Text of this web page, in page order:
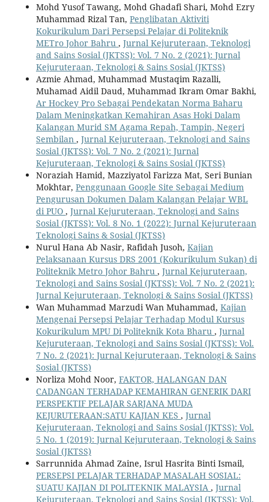
Mohd Yusof Tawang, Mohd Ghadafi Shari, Mohd Ezry
Muhammad Rizal Tan, Penglibatan Aktiviti
Kokurikulum Dari Persepsi Pelajar di Politeknik
METro Johor Bahru , Jurnal Kejuruteraan, Teknologi
and Sains Sosial (JKTSS): Vol. 7 No. 2 (2021): Jurnal
Kejuruteraan, Teknologi & Sains Sosial (JKTSS)
Azmie Ahmad, Muhammad Mustaqim Razalli,
Muhamad Aidil Daud, Muhammad Ikram Omar Bakhi,
Ar Hockey Pro Sebagai Pendekatan Norma Baharu
Dalam Meningkatkan Kemahiran Asas Hoki Dalam
Kalangan Murid SM Agama Repah, Tampin, Negeri
Sembilan , Jurnal Kejuruteraan, Teknologi and Sains
Sosial (JKTSS): Vol. 7 No. 2 (2021): Jurnal
Kejuruteraan, Teknologi & Sains Sosial (JKTSS)
Noraziah Hamid, Mazziyatol Farizza Mat, Seri Bunian
Mokhtar, Penggunaan Google Site Sebagai Medium
Pengurusan Dokumen Dalam Kalangan Pelajar WBL
di PUO , Jurnal Kejuruteraan, Teknologi and Sains
Sosial (JKTSS): Vol. 8 No. 1 (2022): Jurnal Kejuruteraan
Teknologi Sains & Sosial (JKTSS)
Nurul Hana Ab Nasir, Rafidah Jusoh, Kajian
Pelaksanaan Kursus DRS 2001 (Kokurikulum Sukan) di
Politeknik Metro Johor Bahru , Jurnal Kejuruteraan,
Teknologi and Sains Sosial (JKTSS): Vol. 7 No. 2 (2021):
Jurnal Kejuruteraan, Teknologi & Sains Sosial (JKTSS)
Wan Muhammad Marzudi Wan Muhammad, Kajian
Mengenai Persepsi Pelajar Terhadap Modul Kursus
Kokurikulum MPU Di Politeknik Kota Bharu , Jurnal
Kejuruteraan, Teknologi and Sains Sosial (JKTSS): Vol.
7 No. 2 (2021): Jurnal Kejuruteraan, Teknologi & Sains
Sosial (JKTSS)
Norliza Mohd Noor, FAKTOR, HALANGAN DAN
CADANGAN TERHADAP KEMAHIRAN GENERIK DARI
PERSPEKTIF PELAJAR SARJANA MUDA
KEJURUTERAAN:SATU KAJIAN KES , Jurnal
Kejuruteraan, Teknologi and Sains Sosial (JKTSS): Vol.
5 No. 1 (2019): Jurnal Kejuruteraan, Teknologi & Sains
Sosial (JKTSS)
Sarrunnida Ahmad Zaine, Isrul Hasrita Binti Ismail,
PERSEPSI PELAJAR TERHADAP MASALAH SOSIAL:
SUATU KAJIAN DI POLITEKNIK MALAYSIA , Jurnal
Kejuruteraan, Teknologi and Sains Sosial (JKTSS): Vol.